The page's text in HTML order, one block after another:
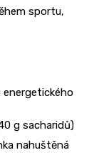
sportu,
energetického
g sacharidů)
nahuštěná